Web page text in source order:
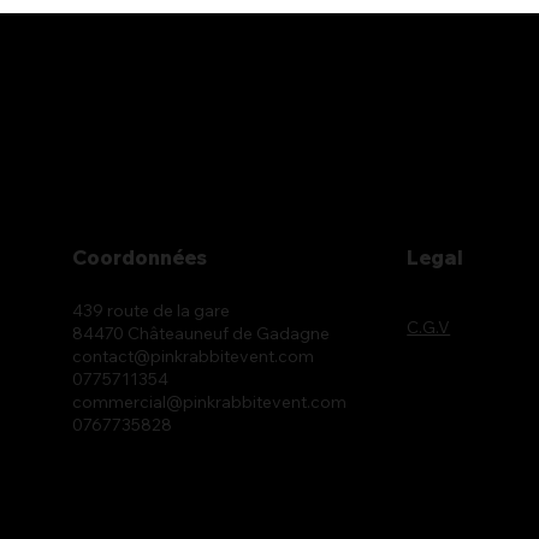
439 route de la gare
84470 Châteauneuf de Gadagne
contact@pinkrabbitevent.com
0775711354
commercial@pinkrabbitevent.com
0767735828
Coordonnées
C.G.V
Legal